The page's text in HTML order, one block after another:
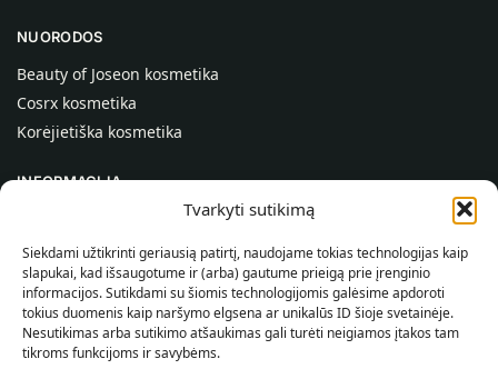
Tvarkyti sutikimą
Siekdami užtikrinti geriausią patirtį, naudojame tokias technologijas kaip
slapukai, kad išsaugotume ir (arba) gautume prieigą prie įrenginio
informacijos. Sutikdami su šiomis technologijomis galėsime apdoroti
tokius duomenis kaip naršymo elgsena ar unikalūs ID šioje svetainėje.
Nesutikimas arba sutikimo atšaukimas gali turėti neigiamos įtakos tam
tikroms funkcijoms ir savybėms.
NUORODOS
Beauty of Joseon kosmetika
Cosrx kosmetika
Korėjietiška kosmetika
INFORMACIJA
Kontaktai
Pagalba
INFORMACIJA PIRKĖJUI
Pristatymo sąlygos